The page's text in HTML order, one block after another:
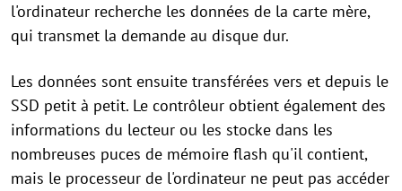
l'ordinateur recherche les données de la carte mère,
qui transmet la demande au disque dur.
Les données sont ensuite transférées vers et depuis le
SSD petit à petit. Le contrôleur obtient également des
informations du lecteur ou les stocke dans les
nombreuses puces de mémoire flash qu'il contient,
mais le processeur de l'ordinateur ne peut pas accéder